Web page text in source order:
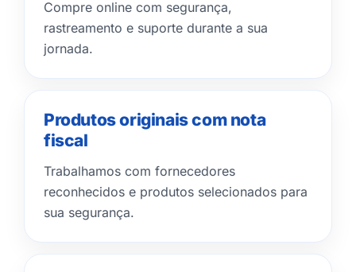
Compre online com segurança,
rastreamento e suporte durante a sua
jornada.
Produtos originais com nota
fiscal
Trabalhamos com fornecedores
reconhecidos e produtos selecionados para
sua segurança.